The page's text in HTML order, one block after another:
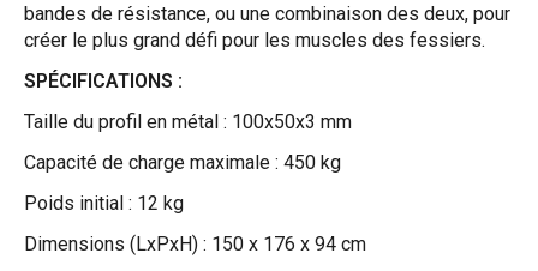
bandes de résistance, ou une combinaison des deux, pour
créer le plus grand défi pour les muscles des fessiers.
SPÉCIFICATIONS :
Taille du profil en métal : 100x50x3 mm
Capacité de charge maximale : 450 kg
Poids initial : 12 kg
Dimensions (LxPxH) : 150 x 176 x 94 cm